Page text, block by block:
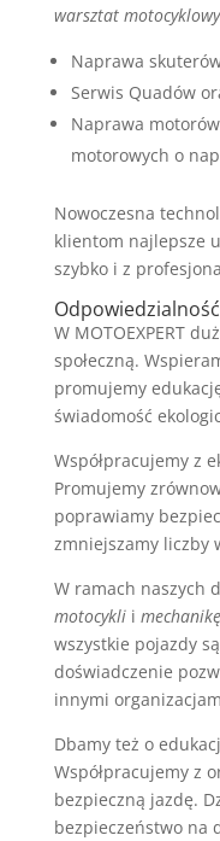
warsztat motocyklowy
Naprawa
Serwis Quadów
Naprawa
motorowych o
Nowoczesna
klientom najlepsze
szybko i z
W MOTOEXPERT
społeczną.
promujemy
świadomość
Współpracujemy z
Promujemy
poprawiamy
zmniejszamy liczby
W ramach naszych
motocyklii
wszystkie pojazdy
doświadczenie
innymi
Dbamy też o
Współpracujemy z
bezpieczną jazdę.
bezpieczeństwo na